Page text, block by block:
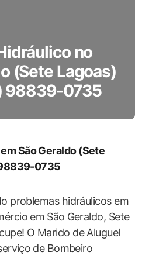
no
(Sete Lagoas)
98839-0735
São Geraldo (Sete
0735
problemas hidráulicos ‍em
em ⁣São⁣ Geraldo, Sete‍
O Marido‌ de Aluguel
⁢de Bombeiro